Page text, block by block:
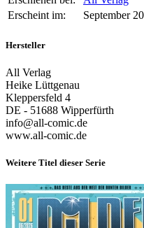
Erscheint im:
September
Hersteller
All Verlag
Heike Lüttgenau
Kleppersfeld 4
DE - 51688 Wipperfürth
info@all-comic.de
www.all-comic.de
Weitere Titel dieser Serie